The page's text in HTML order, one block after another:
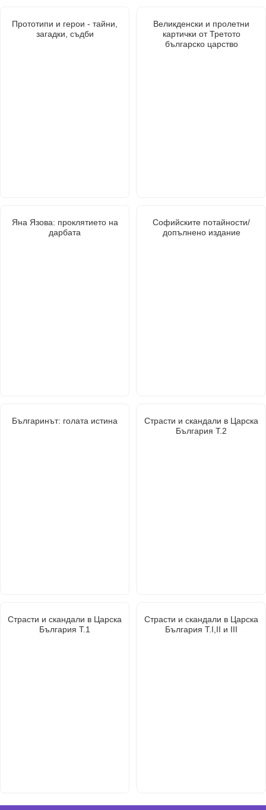
Прототипи и герои - тайни,
загадки, съдби
Великденски и пролетни
картички от Третото
българско царство
Яна Язова: проклятието на
дарбата
Софийските потайности/
допълнено издание
Българинът: голата истина
Страсти и скандали в Царска
България Т.2
Страсти и скандали в Царска
България Т.1
Страсти и скандали в Царска
България Т.I,II и III